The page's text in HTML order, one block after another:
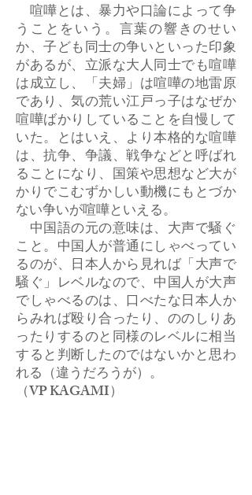
喧嘩とは、暴力や口論によって争
うことをいう。言葉の響きのせい
か、子ども同士の争いといった印象
があるが、立派な大人同士でも喧嘩
は成立し、「夫婦」は喧嘩の地雷原
であり、気の荒い江戸っ子はなぜか
喧嘩ばかりしていることを自慢して
いた。とはいえ、より本格的な喧嘩
は、抗争、争議、戦争などと呼ばれ
ることになり、国策や思想など大が
かりでこむずかしい動機にもとづか
ない争いが喧嘩といえる。
中国語の元の意味は、大声で騒ぐ
こと。中国人が普通にしゃべってい
るのが、日本人から見れば「大声で
騒ぐ」レベルなので、中国人が大声
でしゃべるのは、口べたな日本人か
らみれば殴り合ったり、ののしりあ
ったりするのと同様のレベルに相当
すると判断したのではないかと思わ
れる（違うだろうが）。
​（VP KAGAMI）